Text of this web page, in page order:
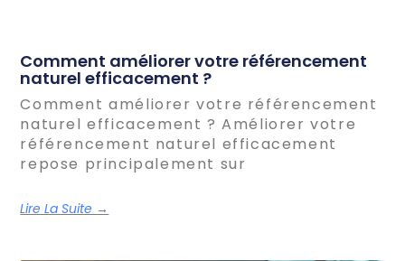
Comment améliorer votre référencement
naturel efficacement ?
Comment améliorer votre référencement
naturel efficacement ? Améliorer votre
référencement naturel efficacement
repose principalement sur
Lire La Suite →